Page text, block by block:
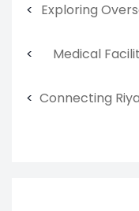
Exploring
Medical
Connecting